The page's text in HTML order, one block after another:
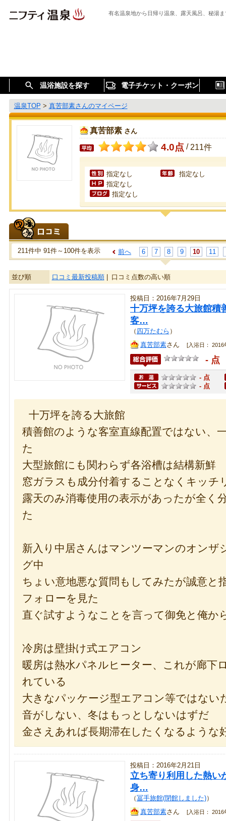
有名温泉地から日帰り温泉、露天風呂、秘湯
温浴施設を探す 電子チケット・クーポン
温泉TOP > 真苦部素さんのマイページ
真苦部素さん
4.0点 / 211件
指定なし
指定なし
指定なし
指定なし
211件中 91件～100件を表示 前へ 6 7 8 9 10 11
並び順 口コミ最新投稿順| 口コミ点数の高い順
投稿日：2016年7月29日
十万坪を誇る大旅館積
客…
（ 四万たむら ）
真苦部素さん [入浴日：
- 点
- 点
- 点
十万坪を誇る大旅館
積善館のような客室直線配置ではない、
た
大型旅館にも関わらず各浴槽は結構新鮮
窓ガラスも成分付着することなくキッチ
露天のみ消毒使用の表示があったが全く
た
新入り中居さんはマンツーマンのオンザ
グ中
ちょい意地悪な質問もしてみたが誠意と
フォローを見た
直ぐ試すようなことを言って御免と俺か
冷房は壁掛け式エアコン
暖房は熱水パネルヒーター、これが廊下
れている
大きなパッケージ型エアコン等ではない
音がしない、冬はもっとしないはずだ
金さえあれば長期滞在したくなるような
投稿日：2016年2月21日
立ち寄り利用した熱い
身…
（冨手旅館(閉館しました)）
真苦部素さん [入浴日：